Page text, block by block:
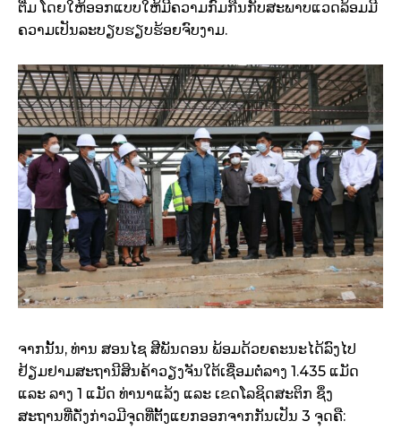
ຕື່ມ ໂດຍໃຫ້ອອກແບບໃຫ້ມີຄວາມກົມກືນກັບສະພາບແວດລ້ອມມີ
ຄວາມເປັນລະບຽບຮຽບຮ້ອຍຈົບງາມ.
ຈາກນັ້ນ, ທ່ານ ສອນໄຊ ສີພັນດອນ ພ້ອມດ້ວຍຄະນະໄດ້ລົງໄປ
ຢ້ຽມຢາມສະຖານີສິນຄ້າວຽງຈັນໃຕ້ເຊື່ອມຕໍ່ລາງ 1.435 ແມັດ
ແລະ ລາງ 1 ແມັດ ທ່ານາແລ້ງ ແລະ ເຂດໂລຊິດສະຕິກ ຊຶ່ງ
ສະຖານທີ່ດັ່ງກ່າວມີຈຸດທີ່ຕັ້ງແຍກອອກຈາກກັນເປັນ 3 ຈຸດຄື: